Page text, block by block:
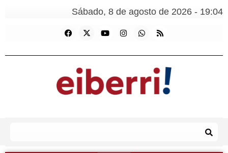
Sábado, 8 de agosto de 2026 - 19:04